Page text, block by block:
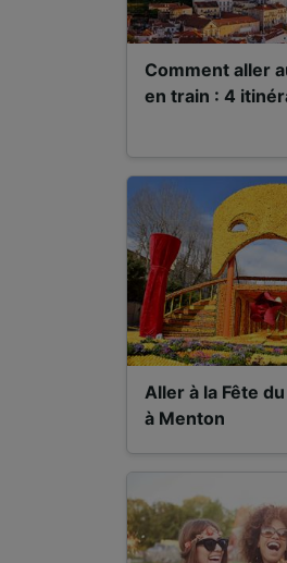
Comment aller
en train : 4
Aller à la Fête
à Menton